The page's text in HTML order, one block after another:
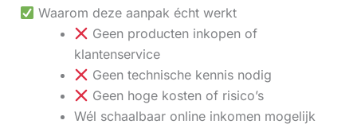
Waarom deze aanpak écht werkt
Geen producten inkopen of
klantenservice
Geen technische kennis nodig
Geen hoge kosten of risico’s
Wél schaalbaar online inkomen mogelijk